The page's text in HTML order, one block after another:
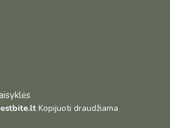
Kopijuoti draudžiama